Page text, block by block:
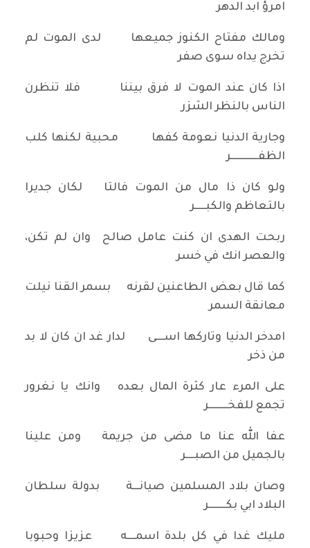
امرؤ ابد الدهر
ومالك مفتاح الكنوز جميعها لدى الموت لم
تخرج يداه سوى صفر
اذا كان عند الموت لا فرق بيننا فلا تنظرن
الناس بالنظر الشزر
وجارية الدنيا نعومة كفها محبية لكنها كلب
الظفـــــــــــــر
ولو كان ذا مال من الموت فالتا لكان جديرا
بالتعاظم والكبـــــر
ربحت الهدى ان كنت عامل صالح وان لم تكن،
والعصر انك في خسر
كما قال بعض الطاعنين لقرنه بسمر القنا نيلت
معانقة السمر
امدخر الدنيا وتاركها اســــى لدار غد ان كان لا بد
من ذخر
على المرء عار كثرة المال بعده وانك يا نغرور
تجمع للفخـــــــــر
عفا الله عنا ما مضى من جريمة ومن علينا
بالجميل من الصبــــر
وصان بلاد المسلمين صيانـــة بدولة سلطان
البلاد ابي بكــــــــر
مليك غدا في كل بلدة اسمــــه عزيزا وحبوبا